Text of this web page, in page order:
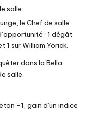
salle.
le Chef de salle
: 1 dégât
1 sur William Yorick.
dans la Bella
salle.
-1, gain d’un indice